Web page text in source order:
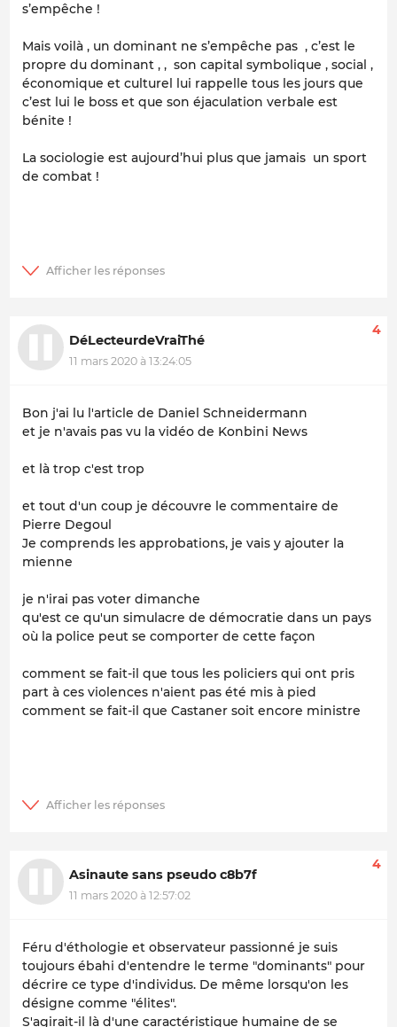
s’empêche !
Mais voilà , un dominant ne s’empêche pas , c’est le
propre du dominant , , son capital symbolique , social ,
économique et culturel lui rappelle tous les jours que
c’est lui le boss et que son éjaculation verbale est
bénite !
La sociologie est aujourd’hui plus que jamais un sport
de combat !
DéLecteurdeVraiThé
11 mars 2020 à 13:24:05
4
Bon j'ai lu l'article de Daniel Schneidermann
et je n'avais pas vu la vidéo de Konbini News
et là trop c'est trop
et tout d'un coup je découvre le commentaire de
Pierre Degoul
Je comprends les approbations, je vais y ajouter la
mienne
je n'irai pas voter dimanche
qu'est ce qu'un simulacre de démocratie dans un pays
où la police peut se comporter de cette façon
comment se fait-il que tous les policiers qui ont pris
part à ces violences n'aient pas été mis à pied
comment se fait-il que Castaner soit encore ministre
Asinaute sans pseudo c8b7f
11 mars 2020 à 12:57:02
4
Féru d'éthologie et observateur passionné je suis
toujours ébahi d'entendre le terme "dominants" pour
décrire ce type d'individus. De même lorsqu'on les
désigne comme "élites".
S'agirait-il là d'une caractéristique humaine de se